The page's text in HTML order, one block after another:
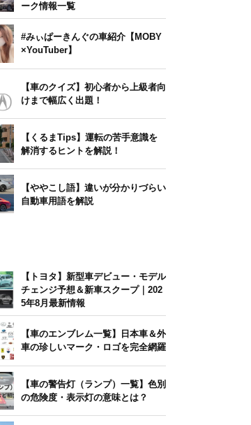
ーク情報一覧
#みぃぱーきんぐの車紹介【MOBY
×YouTuber】
【車のクイズ】初心者から上級者向
けまで幅広く出題！
【くるまTips】運転の苦手意識を
解消するヒントを解説！
【ややこし語】違いが分かりづらい
自動車用語を解説
【トヨタ】新型車デビュー・モデル
チェンジ予想＆新車スクープ｜202
5年8月最新情報
【車のエンブレム一覧】日本車＆外
車の珍しいマーク・ロゴを完全網羅
【車の警告灯（ランプ）一覧】色別
の危険度・表示灯の意味とは？